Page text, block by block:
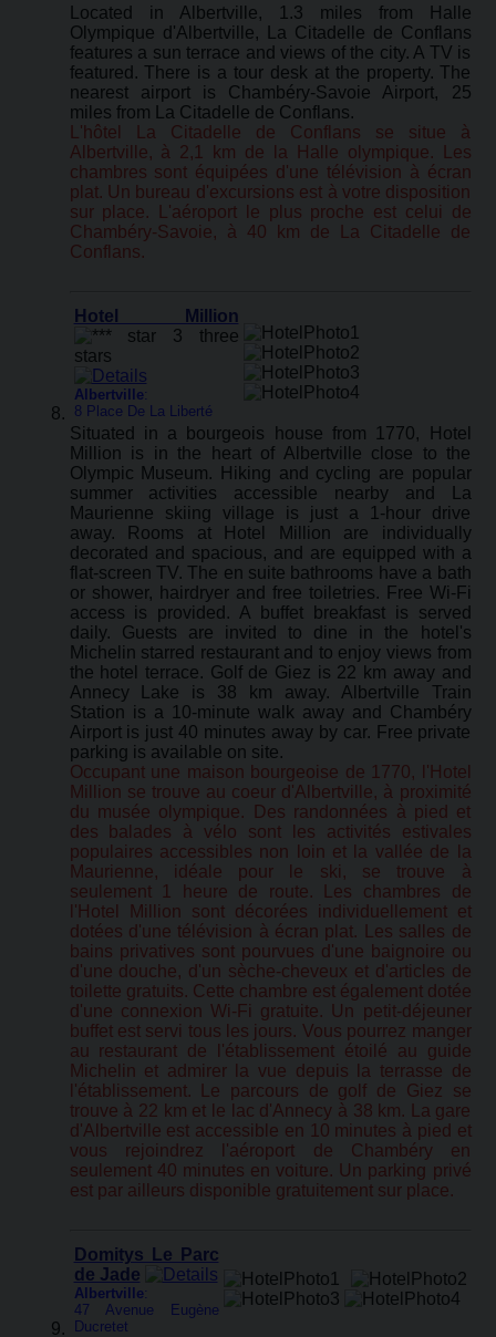
Located in Albertville, 1.3 miles from Halle
Olympique d'Albertville, La Citadelle de Conflans
features a sun terrace and views of the city. A TV is
featured. There is a tour desk at the property. The
nearest airport is Chambéry-Savoie Airport, 25
miles from La Citadelle de Conflans.
L'hôtel La Citadelle de Conflans se situe à
Albertville, à 2,1 km de la Halle olympique. Les
chambres sont équipées d'une télévision à écran
plat. Un bureau d'excursions est à votre disposition
sur place. L'aéroport le plus proche est celui de
Chambéry-Savoie, à 40 km de La Citadelle de
Conflans.
Hotel Million
Albertville:
8 Place De La Liberté
Situated in a bourgeois house from 1770, Hotel
Million is in the heart of Albertville close to the
Olympic Museum. Hiking and cycling are popular
summer activities accessible nearby and La
Maurienne skiing village is just a 1-hour drive
away. Rooms at Hotel Million are individually
decorated and spacious, and are equipped with a
flat-screen TV. The en suite bathrooms have a bath
or shower, hairdryer and free toiletries. Free Wi-Fi
access is provided. A buffet breakfast is served
daily. Guests are invited to dine in the hotel's
Michelin starred restaurant and to enjoy views from
the hotel terrace. Golf de Giez is 22 km away and
Annecy Lake is 38 km away. Albertville Train
Station is a 10-minute walk away and Chambéry
Airport is just 40 minutes away by car. Free private
parking is available on site.
Occupant une maison bourgeoise de 1770, l'Hotel
Million se trouve au coeur d'Albertville, à proximité
du musée olympique. Des randonnées à pied et
des balades à vélo sont les activités estivales
populaires accessibles non loin et la vallée de la
Maurienne, idéale pour le ski, se trouve à
seulement 1 heure de route. Les chambres de
l'Hotel Million sont décorées individuellement et
dotées d'une télévision à écran plat. Les salles de
bains privatives sont pourvues d'une baignoire ou
d'une douche, d'un sèche-cheveux et d'articles de
toilette gratuits. Cette chambre est également dotée
d'une connexion Wi-Fi gratuite. Un petit-déjeuner
buffet est servi tous les jours. Vous pourrez manger
au restaurant de l'établissement étoilé au guide
Michelin et admirer la vue depuis la terrasse de
l'établissement. Le parcours de golf de Giez se
trouve à 22 km et le lac d'Annecy à 38 km. La gare
d'Albertville est accessible en 10 minutes à pied et
vous rejoindrez l'aéroport de Chambéry en
seulement 40 minutes en voiture. Un parking privé
est par ailleurs disponible gratuitement sur place.
Domitys Le Parc
de Jade
Albertville:
47 Avenue Eugène
Ducretet